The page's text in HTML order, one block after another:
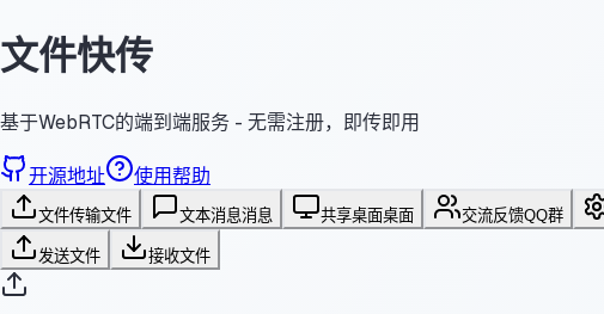
文件快传
基于WebRTC的端到端服务 - 无需注册，即传即用
开源地址 使用帮助
文件传输文件 文本消息消息 共享桌面桌面 交流反馈QQ群
发送文件 接收文件